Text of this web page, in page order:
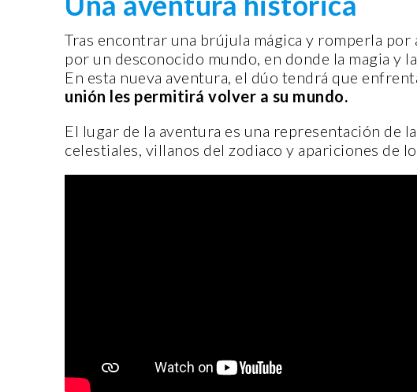
Tras encontrar una brújula mágica y romperla
por un desconocido mundo, en donde la magia y
En esta nueva aventura, el dúo tendrá que
unión les permitirá volver a su mundo.
El lugar de la aventura es una representación de
celestiales, villanos del zodiaco y apariciones de